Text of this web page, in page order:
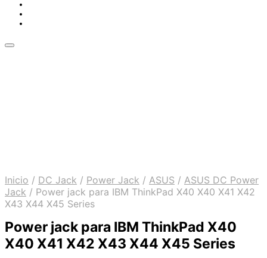
Inicio / DC Jack / Power Jack / ASUS / ASUS DC Power
Jack / Power jack para IBM ThinkPad X40 X40 X41 X42
X43 X44 X45 Series
Power jack para IBM ThinkPad X40
X40 X41 X42 X43 X44 X45 Series